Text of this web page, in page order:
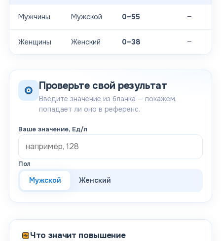
Мужчины Мужской 0–55 —
Женщины Женский 0–38 —
Проверьте свой результат
Введите значение из бланка — покажем,
попадает ли оно в референс.
Ваше значение, Ед/л
Пол
Мужской Женский
Что значит повышение